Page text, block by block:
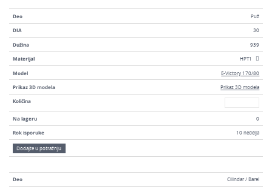
Deo Puž
DIA 30
Dužina 939
Materijal HPT1
Model E-Victory 170/80
Prikaz 3D modela Prikaz 3D modela
Količina
Na lageru 0
Rok isporuke 10 nedelja
Dodajte u potražnju
Deo Cilindar / Barel